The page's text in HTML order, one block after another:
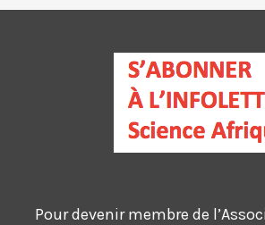
Pour devenir membre de